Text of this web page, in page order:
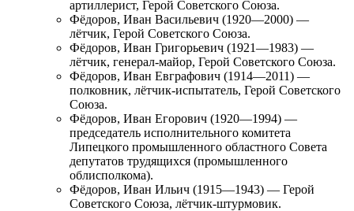
артиллерист, Герой Советского Союза.
Фёдоров, Иван Васильевич (1920—2000) —
лётчик, Герой Советского Союза.
Фёдоров, Иван Григорьевич (1921—1983) —
лётчик, генерал-майор, Герой Советского Союза.
Фёдоров, Иван Евграфович (1914—2011) —
полковник, лётчик-испытатель, Герой Советского
Союза.
Фёдоров, Иван Егорович (1920—1994) —
председатель исполнительного комитета
Липецкого промышленного областного Совета
депутатов трудящихся (промышленного
облисполкома).
Фёдоров, Иван Ильич (1915—1943) — Герой
Советского Союза, лётчик-штурмовик.